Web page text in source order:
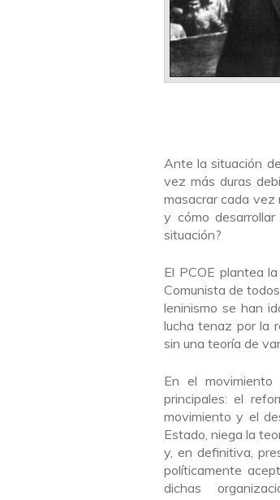
Ante la situación
vez más duras
masacrar cada vez
y cómo
situación?
El PCOE plantea
Comunista de
leninismo se han
lucha tenaz por la
sin una teoría de
En el
principales: el
movimiento y el
Estado, niega la
y, en definitiva,
políticamente
dichas